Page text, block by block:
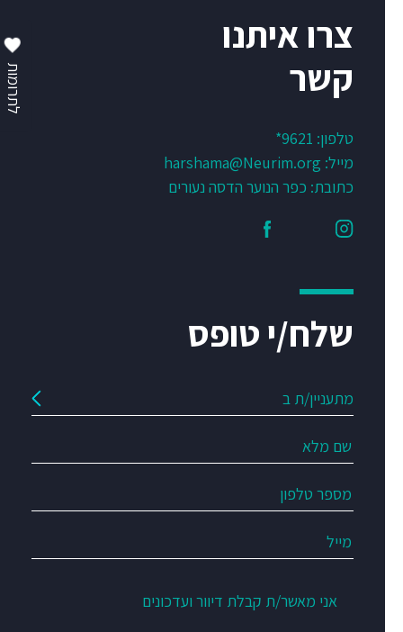
צרו איתנו
קשר
טלפון: 9621*
מייל: harshama@Neurim.org
כתובת: כפר הנוער הדסה נעורים
שלח/י טופס
אני מאשר/ת קבלת דיוור ועדכונים
לתרומות